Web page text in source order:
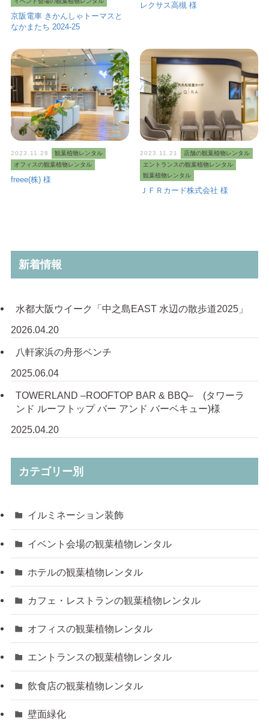
京阪電車 きかんしゃトーマスと
なかまたち 2024-25
レクサス高槻 様
freee(株) 様
2023.11.28
観葉植物レンタル
オフィスの観葉植物レンタル
ＪＦＲカード株式会社 様
2023.11.21
店舗の観葉植物レンタル
エントランスの観葉植物レンタル
観葉植物レンタル
新着情報
水都大阪ウイーク「中之島EAST 水辺の散歩道2025」
2026.04.20
八軒家浜の舟形ベンチ
2025.06.04
TOWERLAND –ROOFTOP BAR & BBQ– (タワーラ
ンド ルーフトップ バー アンド バーベキュー)様
2025.04.20
カテゴリー別
イルミネーション装飾
イベント会場の観葉植物レンタル
ホテルの観葉植物レンタル
カフェ・レストランの観葉植物レンタル
オフィスの観葉植物レンタル
エントランスの観葉植物レンタル
飲食店の観葉植物レンタル
壁面緑化